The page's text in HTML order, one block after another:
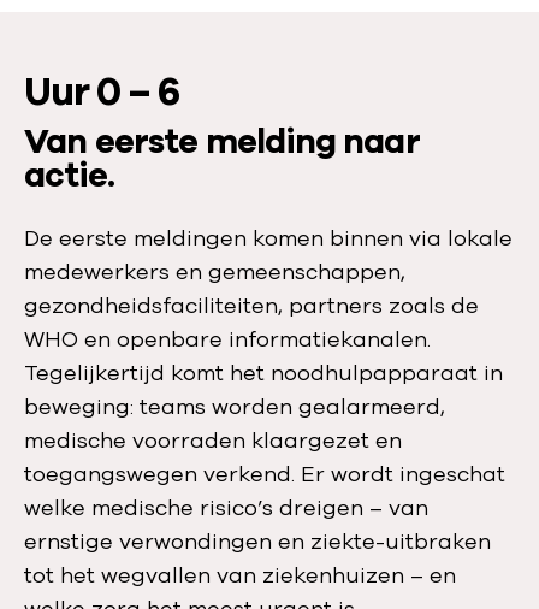
Uur 0 – 6
Van eerste melding naar
actie.
De eerste meldingen komen binnen via lokale
medewerkers en gemeenschappen,
gezondheidsfaciliteiten, partners zoals de
WHO en openbare informatiekanalen.
Tegelijkertijd komt het noodhulpapparaat in
beweging: teams worden gealarmeerd,
medische voorraden klaargezet en
toegangswegen verkend. Er wordt ingeschat
welke medische risico’s dreigen – van
ernstige verwondingen en ziekte-uitbraken
tot het wegvallen van ziekenhuizen – en